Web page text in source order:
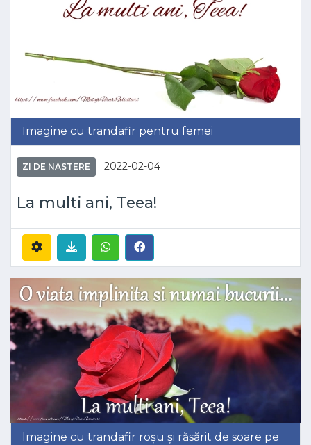
Imagine cu trandafir pentru femei
ZI DE NASTERE 2022-02-04
La multi ani, Teea!
Imagine cu trandafir roșu și răsărit de soare pe